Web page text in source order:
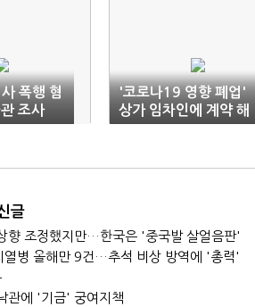
폭행 혐
조사
'코로나19 영향 폐업'
상가 임차인에 계약 해
지권 부여
글
향 조정했지만…한국은 '중국발 살얼음판'
열병 올해만 9건…추석 비상 방역에 '총력'
관에 '기금' 궁여지책